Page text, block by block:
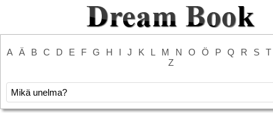
A Ä B C D E F G H I J K L M N O Ö P Q R S
T
Z